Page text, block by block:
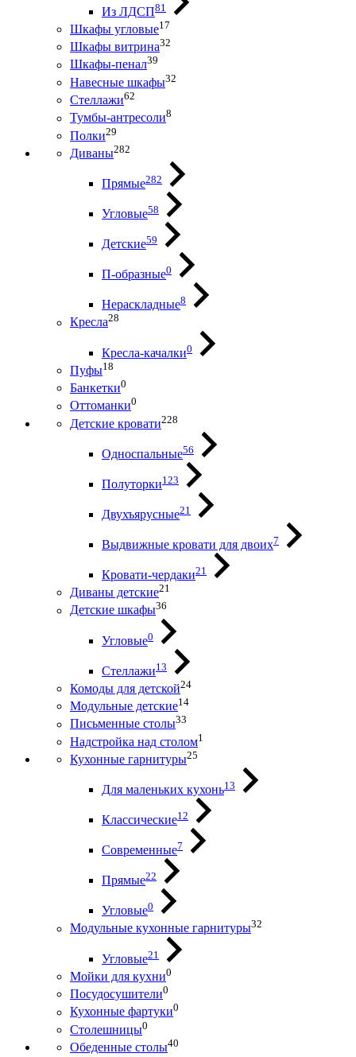
Из ЛДСП81
Шкафы угловые17
Шкафы витрина32
Шкафы-пенал39
Навесные шкафы32
Стеллажи62
Тумбы-антресоли8
Полки29
Диваны282
Прямые282
Угловые58
Детские59
П-образные0
Нераскладные8
Кресла28
Кресла-качалки0
Пуфы18
Банкетки0
Оттоманки0
Детские кровати228
Односпальные56
Полуторки123
Двухъярусные21
Выдвижные кровати для двоих7
Кровати-чердаки21
Диваны детские21
Детские шкафы36
Угловые0
Стеллажи13
Комоды для детской24
Модульные детские14
Письменные столы33
Надстройка над столом1
Кухонные гарнитуры25
Для маленьких кухонь13
Классические12
Современные7
Прямые22
Угловые0
Модульные кухонные гарнитуры32
Угловые21
Мойки для кухни0
Посудосушители0
Кухонные фартуки0
Столешницы0
Обеденные столы40